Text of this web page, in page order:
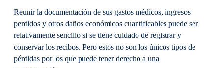
Reunir la documentación de sus gastos médicos, ingresos
perdidos y otros daños económicos cuantificables puede ser
relativamente sencillo si se tiene cuidado de registrar y
conservar los recibos. Pero estos no son los únicos tipos de
pérdidas por los que puede tener derecho a una